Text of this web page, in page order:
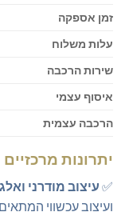
זמן אספקה
עלות משלוח
שירות הרכבה
איסוף עצמי
הרכבה עצמית
יתרונות מרכזיים
✅ עיצוב מודרני
ועיצוב עכשווי